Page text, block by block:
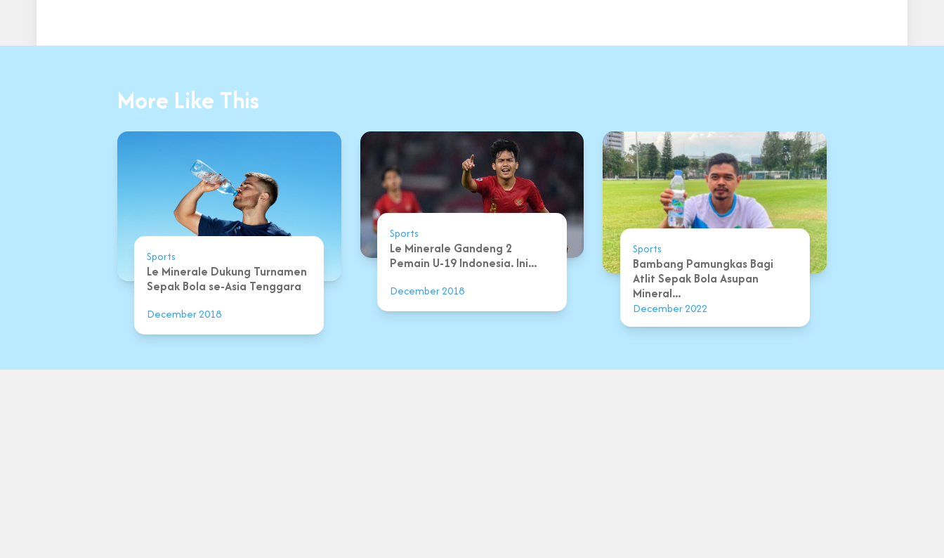
More Like This
Sports
Le Minerale Dukung Turnamen
Sepak Bola se-Asia Tenggara
December 2018
Sports
Le Minerale Gandeng 2
Pemain U-19 Indonesia. Ini...
December 2018
Sports
Bambang Pamungkas Bagi
Atlit Sepak Bola Asupan
Mineral...
December 2022